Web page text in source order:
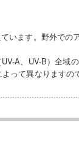
います。野外での
A、UV-B）全域
って異なりますの